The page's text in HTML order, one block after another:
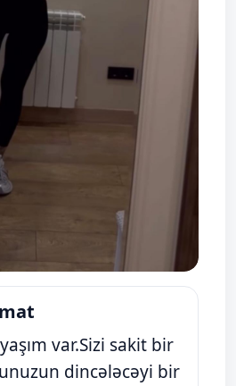
var.Sizi sakit bir
dincələcəyi bir